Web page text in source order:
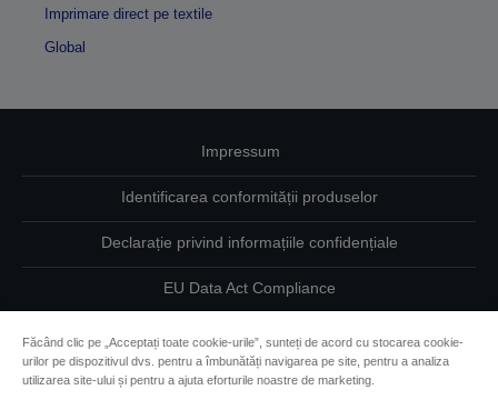
Imprimare direct pe textile
Global
Impressum
Identificarea conformității produselor
Declarație privind informațiile confidențiale
EU Data Act Compliance
Informaţii despre modulele cookie
Făcând clic pe „Acceptați toate cookie-urile”, sunteți de acord cu stocarea cookie-
urilor pe dispozitivul dvs. pentru a îmbunătăți navigarea pe site, pentru a analiza
utilizarea site-ului și pentru a ajuta eforturile noastre de marketing.